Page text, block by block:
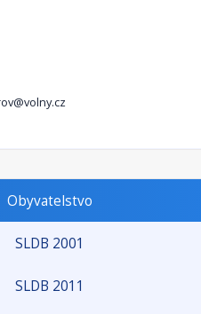
Obyvatelstvo
SLDB 2001
SLDB 2011